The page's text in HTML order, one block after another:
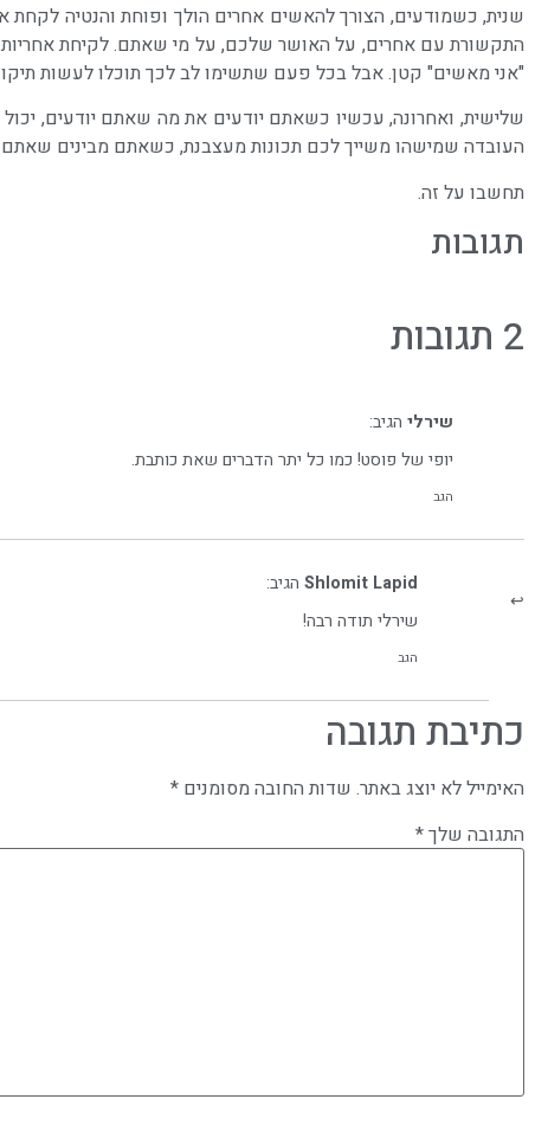
שנית, כשמודעים, הצורך להאשים אחרים הולך ופוחת והנטיה
התקשורת עם אחרים, על האושר שלכם, על מי שאתם. לקיחת
"אני מאשים" קטן. אבל בכל פעם שתשימו לב לכך תוכלו לעשות
שלישית, ואחרונה, עכשיו כשאתם יודעים את מה שאתם יודעים,
העובדה שמישהו משייך לכם תכונות מעצבנת, כשאתם מבינים
תחשבו על זה.
תגובות
2 תגובות
שירלי הגיב:
יופי של פוסט! כמו כל יתר הדברים שאת כותבת.
הגב
Shlomit Lapid הגיב:
שירלי תודה רבה!
הגב
כתיבת תגובה
האימייל לא יוצג באתר. שדות החובה מסומנים *
התגובה שלך*